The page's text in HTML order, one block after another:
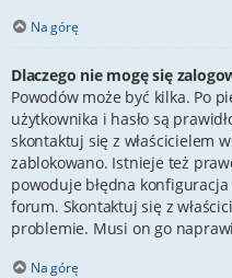
Na górę
Dlaczego nie mogę się
Powodów może być kilka. Po
użytkownika i hasło są
skontaktuj się z właścicielem
zablokowano. Istnieje też
powoduje błędna
forum. Skontaktuj się z
problemie. Musi on go
Na górę